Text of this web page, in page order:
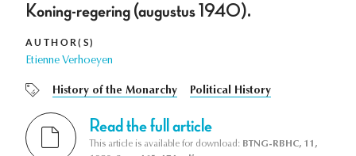
Koning-regering (augustus 1940).
AUTHOR(S)
Etienne Verhoeyen
History of the Monarchy Political History
Read the full article
This article is available for download: BTNG-RBHC, 11,